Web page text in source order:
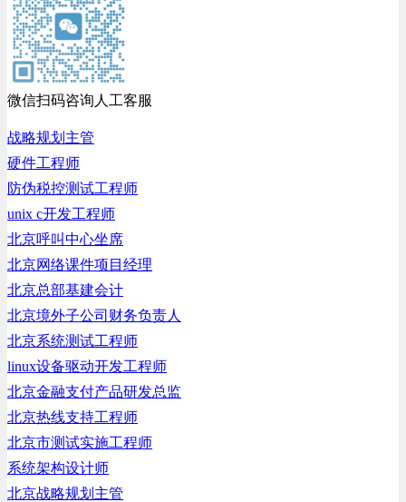
微信扫码咨询人工客服
战略规划主管
硬件工程师
防伪税控测试工程师
unix c开发工程师
北京呼叫中心坐席
北京网络课件项目经理
北京总部基建会计
北京境外子公司财务负责人
北京系统测试工程师
linux设备驱动开发工程师
北京金融支付产品研发总监
北京热线支持工程师
北京市测试实施工程师
系统架构设计师
北京战略规划主管